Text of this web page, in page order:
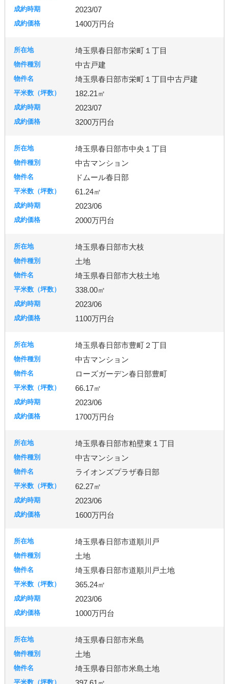
2023/07
1400万円台
埼玉県春日部市栄町１丁目
中古戸建
埼玉県春日部市栄町１丁目中古戸建
182.21㎡
2023/07
3200万円台
埼玉県春日部市中央１丁目
中古マンション
ドムール春日部
61.24㎡
2023/06
2000万円台
埼玉県春日部市大枝
土地
埼玉県春日部市大枝土地
338.00㎡
2023/06
1100万円台
埼玉県春日部市豊町２丁目
中古マンション
ローズガーデン春日部豊町
66.17㎡
2023/06
1700万円台
埼玉県春日部市粕壁東１丁目
中古マンション
ライオンズプラザ春日部
62.27㎡
2023/06
1600万円台
埼玉県春日部市道順川戸
土地
埼玉県春日部市道順川戸土地
365.24㎡
2023/06
1000万円台
埼玉県春日部市米島
土地
埼玉県春日部市米島土地